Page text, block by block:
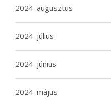
2024. augusztus
2024. július
2024. június
2024. május